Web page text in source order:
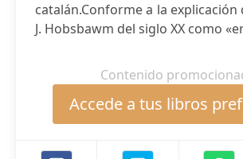
catalán.Conforme a la explicación
J. Hobsbawm del siglo XX como
Contenido
Accede a tus libros